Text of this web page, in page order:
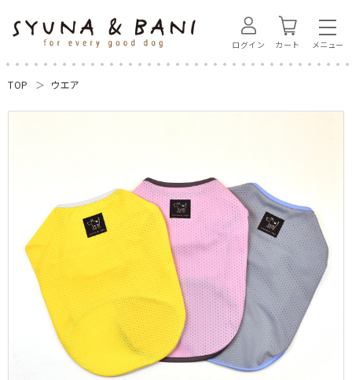
ログイン カート
TOP ウエア